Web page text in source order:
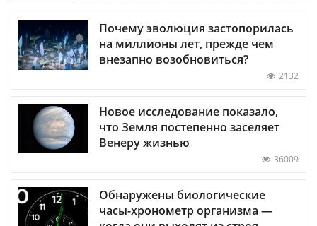
Почему эволюция застопорилась
на миллионы лет, прежде чем
внезапно возобновиться?
2132
Новое исследование показало,
что Земля постепенно заселяет
Венеру жизнью
36009
Обнаружены биологические
часы-хронометр организма —